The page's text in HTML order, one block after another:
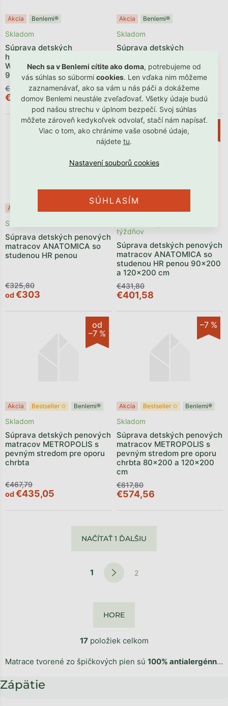
Nech sa v Benlemi cítite ako doma, potrebujeme od
vás súhlas so súbormi cookies. Len vďaka nim môžeme
zaznamenávať, ako sa vám u nás páči a dokážeme
domov Benlemi neustále zveľaďovať. Všetky údaje budú
pod našou strechu v úplnom bezpečí. Svoj súhlas
môžete zároveň kedykoľvek odvolať, stačí nám napísať.
Viac o tom, ako chránime vaše osobné údaje,
nájdete tu.
SÚHLASÍM
Akcia Benlemi®
Súprava detských
hrebeňových matracov
WAVE zo studenej HR peny
90x200 a 120x200 cm
Skladom
€586,80
€545,73
Akcia Benlemi®
Súprava detských
WAVE zo studenej HR peny
90x200 a 140x200 cm
Skladom
€634,79
€590,35
od
–7 %
Akcia
Súprava detských penových
matracov ANATOMICA so
studenou HR penou
Skladom
€325,80
od€303
Súprava detských penových
matracov ANATOMICA so
studenou HR penou 90x200
a 120x200 cm
týždňov
€431,80
€401,58
od
–7 %
Akcia Bestseller ✩ Benlemi®
Súprava detských penových
matracov METROPOLIS s
pevným stredom pre oporu
chrbta
Skladom
€467,79
od€435,05
–7 %
Akcia Bestseller ✩ Benlemi®
Súprava detských penových
matracov METROPOLIS s
pevným stredom pre oporu
chrbta 80x200 a 120x200
cm
Skladom
€617,80
€574,56
NAČÍTAŤ 1 ĎALŠIU
1 2
17položiek celkom
HORE
Matrace tvorené zo špičkových pien sú 100% antialergénne a
Zápätie